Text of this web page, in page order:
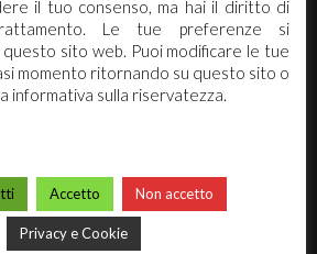
Via Canalazzo 22/24 -
/ REA:270942
il tuo consenso, ma hai il diritto di
Le tue preferenze si
questo sito web. Puoi modificare le tue
momento ritornando su questo sito o
informativa sulla riservatezza.
Accetto Non accetto
Privacy e Cookie
di accesso.
O REGISTRATI